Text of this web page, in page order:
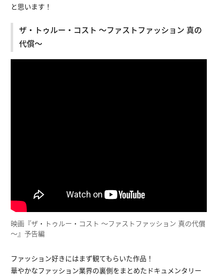
と思います！
ザ・トゥルー・コスト ～ファストファッション 真の
代償～
映画『ザ・トゥルー・コスト ～ファストファッション 真の代償
～』予告編
ファッション好きにはまず観てもらいた作品！
華やかなファッション業界の裏側をまとめたドキュメンタリー